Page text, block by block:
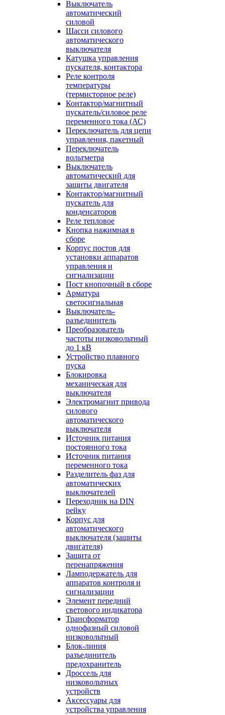
Выключатель
автоматический
силовой
Шасси силового
автоматического
выключателя
Катушка управления
пускателя, контактора
Реле контроля
температуры
(термисторное реле)
Контактор/магнитный
пускатель/силовое реле
переменного тока (АС)
Переключатель для цепи
управления, пакетный
Переключатель
вольтметра
Выключатель
автоматический для
защиты двигателя
Контактор/магнитный
пускатель для
конденсаторов
Реле тепловое
Кнопка нажимная в
сборе
Корпус постов для
установки аппаратов
управления и
сигнализации
Пост кнопочный в сборе
Арматура
светосигнальная
Выключатель-
разъединитель
Преобразователь
частоты низковольтный
до 1 кВ
Устройство плавного
пуска
Блокировка
механическая для
выключателя
Электромагнит привода
силового
автоматического
выключателя
Источник питания
постоянного тока
Источник питания
переменного тока
Разделитель фаз для
автоматических
выключателей
Переходник на DIN
рейку
Корпус для
автоматического
выключателя (защиты
двигателя)
Защита от
перенапряжения
Ламподержатель для
аппаратов контроля и
сигнализации
Элемент передний
светового индикатора
Трансформатор
однофазный силовой
низковольтный
Блок-линия
разъединитель
предохранитель
Дроссель для
низковольтных
устройств
Аксессуары для
устройства управления